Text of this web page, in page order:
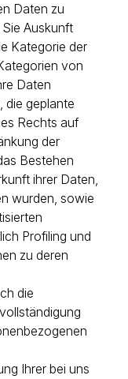
Daten zu
Auskunft
Kategorie der
von
Daten
die geplante
Rechts auf
der
Bestehen
ihrer Daten,
wurden, sowie
Profiling und
zu deren
die
Ihrer bei uns